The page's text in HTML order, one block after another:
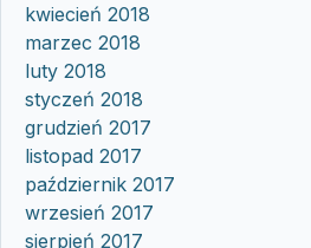
kwiecień 2018
marzec 2018
luty 2018
styczeń 2018
grudzień 2017
listopad 2017
październik 2017
wrzesień 2017
sierpień 2017